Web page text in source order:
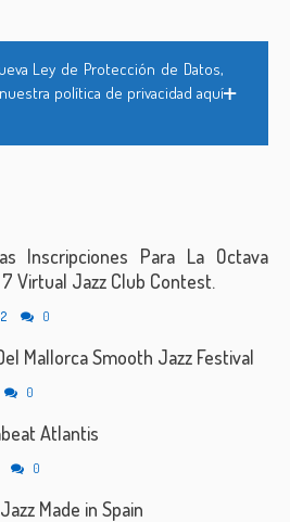
Ley de Protección de Datos,
política de privacidad aquí
Inscripciones Para La Octava
Virtual Jazz Club Contest.
0
Mallorca Smooth Jazz Festival
0
Atlantis
0
Made in Spain